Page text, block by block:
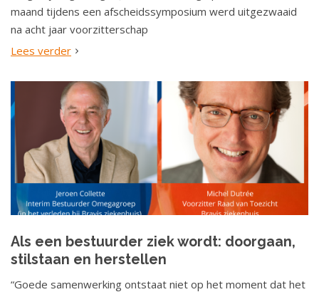
maand tijdens een afscheidssymposium werd uitgezwaaid
na acht jaar voorzitterschap
Lees verder
Als een bestuurder ziek wordt: doorgaan,
stilstaan en herstellen
“Goede samenwerking ontstaat niet op het moment dat het